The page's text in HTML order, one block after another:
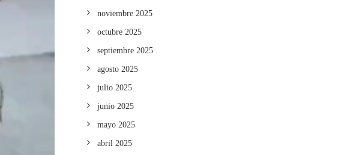
noviembre 2025
octubre 2025
septiembre 2025
agosto 2025
julio 2025
junio 2025
mayo 2025
abril 2025